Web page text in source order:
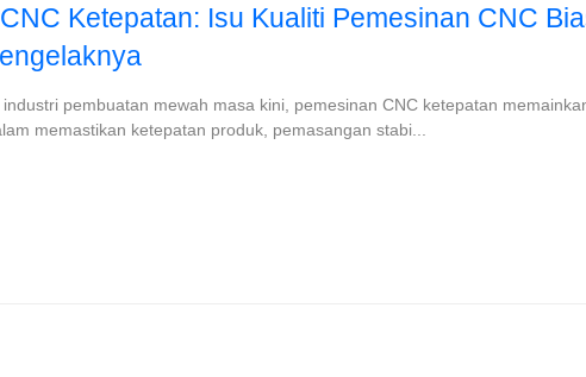
Ketepatan: Isu Kualiti Pemesinan CNC
pembuatan mewah masa kini, pemesinan CNC ketepatan
memastikan ketepatan produk, pemasangan stabi...